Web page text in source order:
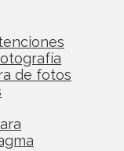
de fotos